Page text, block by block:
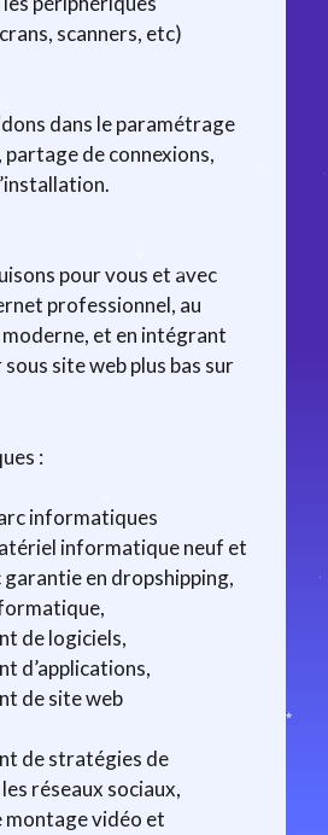
scanners, etc)
dans le paramétrage
de connexions,
pour vous et avec
professionnel, au
et en intégrant
site web plus bas sur
:
informatiques
informatique neuf et
garantie en dropshipping,
de logiciels,
d’applications,
de site web
de stratégies de
réseaux sociaux,
montage vidéo et